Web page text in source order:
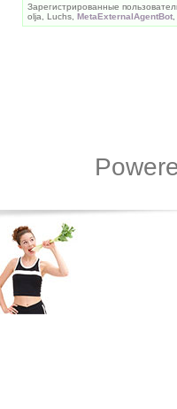
Зарегистрированные
olja, Luchs, MetaExternalAgentBot